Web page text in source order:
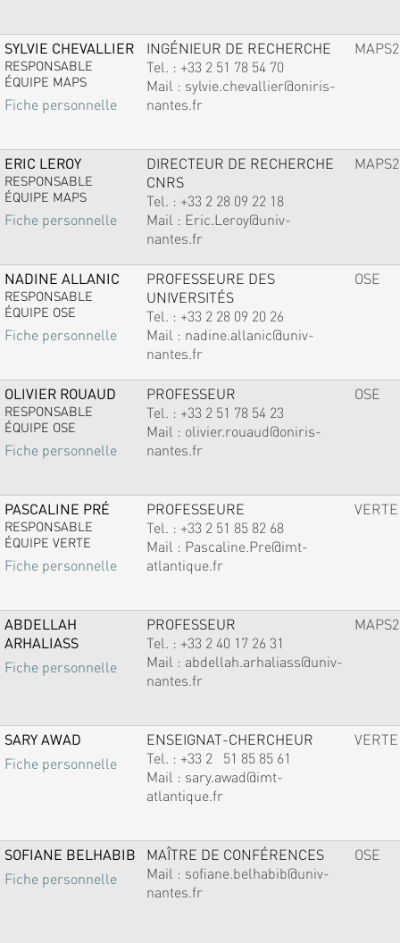
SYLVIE CHEVALLIER
RESPONSABLE
ÉQUIPE MAPS
Fiche personnelle
INGÉNIEUR DE RECHERCHE
Tel. : +33 2 51 78 54 70
Mail : sylvie.chevallier@oniris-
nantes.fr
MAPS2
ERIC LEROY
RESPONSABLE
ÉQUIPE MAPS
Fiche personnelle
DIRECTEUR DE RECHERCHE
CNRS
Tel. : +33 2 28 09 22 18
Mail : Eric.Leroy@univ-
nantes.fr
MAPS2
NADINE ALLANIC
RESPONSABLE
ÉQUIPE OSE
Fiche personnelle
PROFESSEURE DES
UNIVERSITÉS
Tel. : +33 2 28 09 20 26
Mail : nadine.allanic@univ-
nantes.fr
OSE
OLIVIER ROUAUD
RESPONSABLE
ÉQUIPE OSE
Fiche personnelle
PROFESSEUR
Tel. : +33 2 51 78 54 23
Mail : olivier.rouaud@oniris-
nantes.fr
OSE
PASCALINE PRÉ
RESPONSABLE
ÉQUIPE VERTE
Fiche personnelle
PROFESSEURE
Tel. : +33 2 51 85 82 68
Mail : Pascaline.Pre@imt-
atlantique.fr
VERTE
ABDELLAH
ARHALIASS
Fiche personnelle
PROFESSEUR
Tel. : +33 2 40 17 26 31
Mail : abdellah.arhaliass@univ-
nantes.fr
MAPS2
SARY AWAD
Fiche personnelle
ENSEIGNAT-CHERCHEUR
Tel. : +33 2 51 85 85 61
Mail : sary.awad@imt-
atlantique.fr
VERTE
SOFIANE BELHABIB
Fiche personnelle
MAÎTRE DE CONFÉRENCES
Mail : sofiane.belhabib@univ-
nantes.fr
OSE